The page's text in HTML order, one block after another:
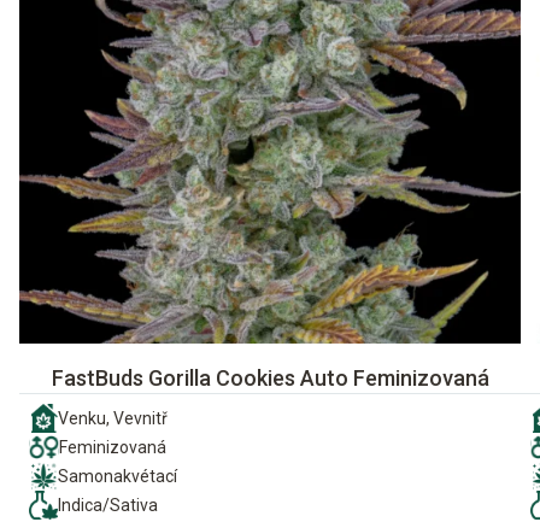
FastBuds Gorilla Cookies Auto Feminizovaná
Venku, Vevnitř
Feminizovaná
Samonakvétací
Indica/Sativa